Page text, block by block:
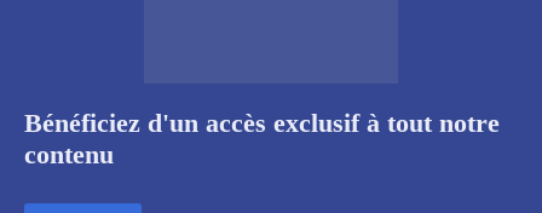
Bénéficiez d'un accès exclusif à tout notre
contenu